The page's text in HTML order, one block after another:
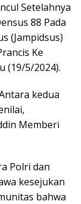
Setelahnya
88 Pada
(Jampidsus)
Ke
(19/5/2024).
kedua
Memberi
Polri dan
kesejukan
bahwa